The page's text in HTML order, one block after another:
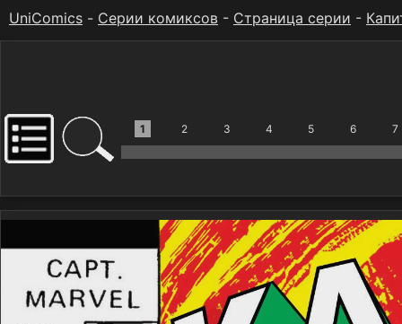
UniComics - Серии комиксов - Страница серии -
1 2 3 4 5 6 7